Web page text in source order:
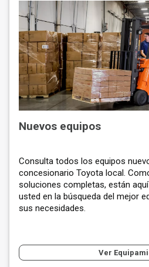
Nuevos equipos
Consulta todos los equipos
concesionario Toyota local.
soluciones completas, están
usted en la búsqueda del mejor
sus necesidades.
Ver